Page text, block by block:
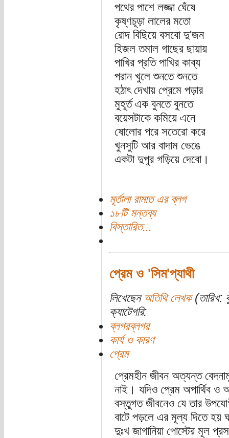
পথের পাশে লজ্জা ঘেঁষে
কৃষ্ণচূড়া লালের মতো
রোদ বিছিয়ে বসবো দু'জন
হিজল তমাল গাছের ছায়ায়
পাখির প্রতি পাখির কাব্য
পরান খুলে শুনতে শুনতে
হঠাৎ দেখায় প্রেমে পড়ার
মুহূর্ত এক বুনতে বুনতে
বয়েসটাকে কমিয়ে এনে
ষোলোর পরে সতেরো করে
খুনসুটি আর বাদাম ভেঙে
একটা দুপুর গড়িয়ে দেবো।
মূর্তালা রামাত এর ব্লগ
১৮টি মন্তব্য
বিস্তারিত...
প্রেম ও 'সিম'প্যাথী
লিখেছেন অতিথি লেখক(তারিখ:
ক্যাটেগরি:
ব্লগরব্লগর
কার্য ও কারণ
প্রেম
প্রেমহীন জীবন অত্যন্ত
নাই। যদিও প্রেম অপার্থিব ও
বস্তুগত জীবনেও যে তার
বাটে পড়লে এর মূল্য দিতে হয়
দুঃখ জাগানিয়া পোস্টের মূল